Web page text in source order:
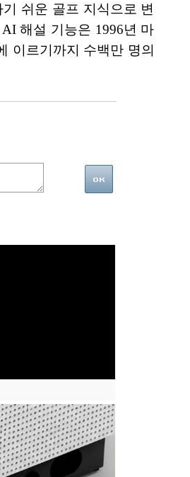
쉬운 골프 지식으로 변
해설 기능은 1996년 마
이르기까지 수백만 명의